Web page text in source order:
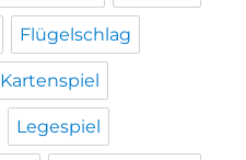
Flügelschlag
Kartenspiel
Legespiel